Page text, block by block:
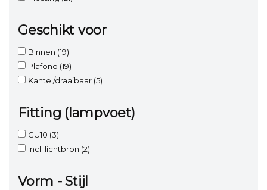
Geschikt voor
Binnen (19)
Plafond (19)
Kantel/draaibaar (5)
Fitting (lampvoet)
GU10 (3)
Incl. lichtbron (2)
Vorm - Stijl